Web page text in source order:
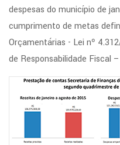
despesas do município de
cumprimento de metas
Orçamentárias - Lei nº
de Responsabilidade Fiscal